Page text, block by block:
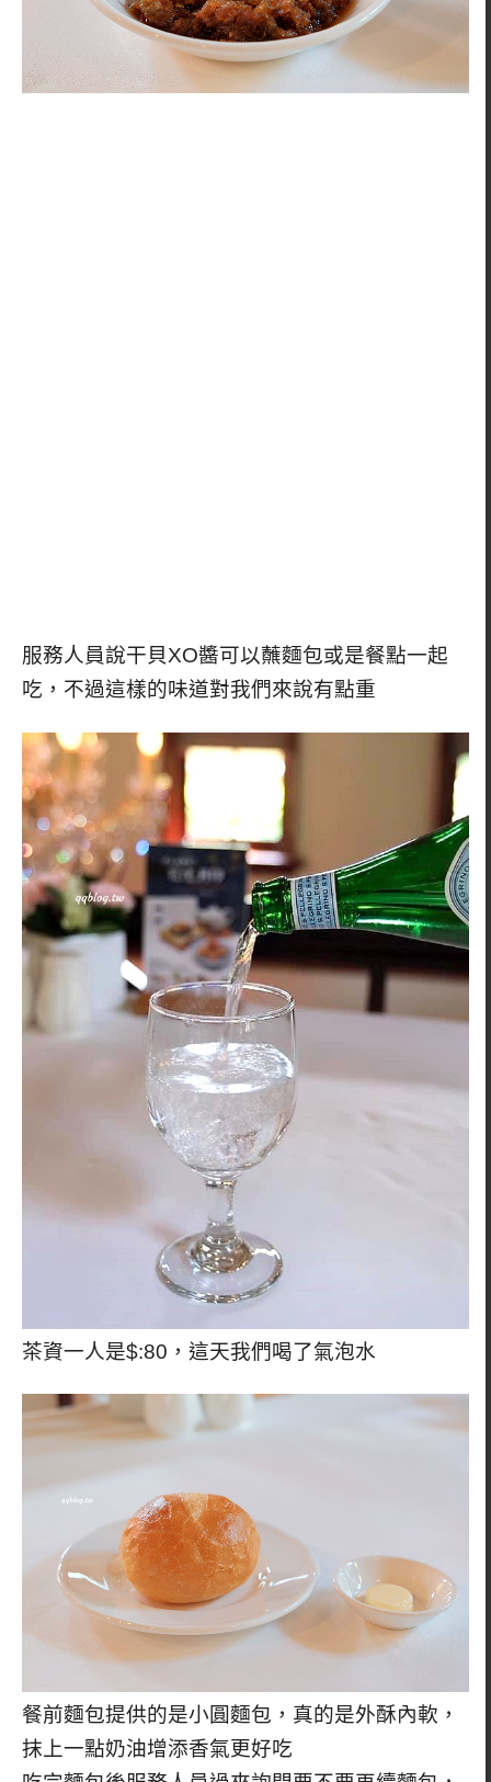
服務人員說干貝XO醬可以蘸麵包或是餐點一起
吃，不過這樣的味道對我們來說有點重
茶資一人是$:80，這天我們喝了氣泡水
餐前麵包提供的是小圓麵包，真的是外酥內軟，
抹上一點奶油增添香氣更好吃